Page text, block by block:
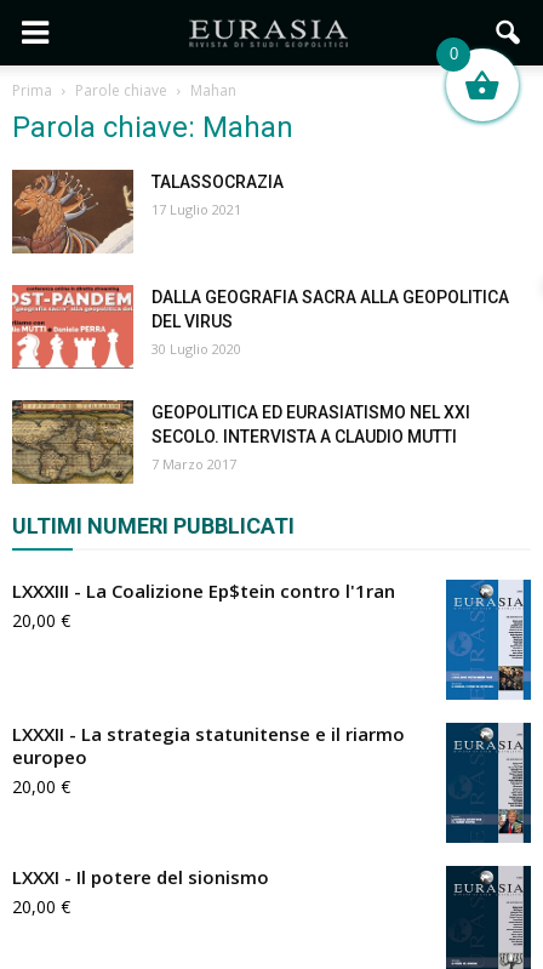
Prima Parole chiave Mahan
Parola chiave: Mahan
TALASSOCRAZIA
17 Luglio 2021
DALLA GEOGRAFIA SACRA ALLA GEOPOLITICA
DEL VIRUS
30 Luglio 2020
GEOPOLITICA ED EURASIATISMO NEL XXI
SECOLO. INTERVISTA A CLAUDIO MUTTI
7 Marzo 2017
ULTIMI NUMERI PUBBLICATI
LXXXIII - La Coalizione Ep$tein contro l'1ran
20,00 €
LXXXII - La strategia statunitense e il riarmo
europeo
20,00 €
LXXXI - Il potere del sionismo
20,00 €
0